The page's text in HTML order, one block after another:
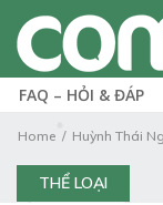
FAQ – HỎI & ĐÁP
Home Huỳnh Thái
THỂ LOẠI